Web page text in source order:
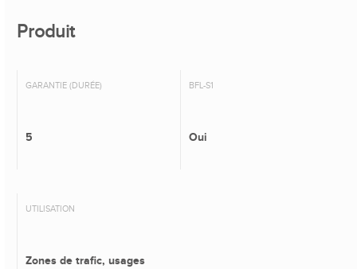
Produit
GARANTIE (DURÉE)
5
BFL-S1
Oui
UTILISATION
Zones de trafic, usages